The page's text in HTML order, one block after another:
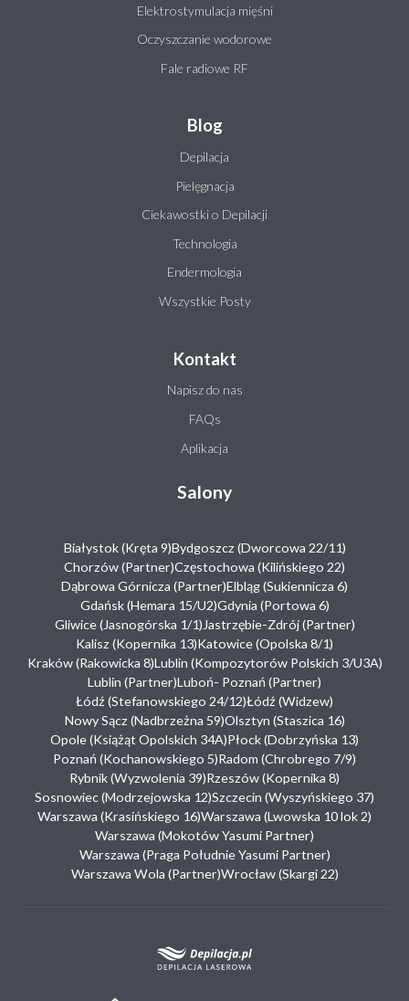
Elektrostymulacja mięśni
Oczyszczanie wodorowe
Fale radiowe RF
Blog
Depilacja
Pielęgnacja
Ciekawostki o Depilacji
Technologia
Endermologia
Wszystkie Posty
Kontakt
Napisz do nas
FAQs
Aplikacja
Salony
Białystok (Kręta 9)Bydgoszcz (Dworcowa 22/11)
Chorzów (Partner)Częstochowa (Kilińskiego 22)
Dąbrowa Górnicza (Partner)Elbląg (Sukiennicza 6)
Gdańsk (Hemara 15/U2)Gdynia (Portowa 6)
Gliwice (Jasnogórska 1/1) Jastrzębie-Zdrój (Partner)
Kalisz (Kopernika 13)Katowice (Opolska 8/1)
Kraków (Rakowicka 8)Lublin (Kompozytorów Polskich 3/U3A)
Lublin (Partner)Luboń- Poznań (Partner)
Łódź (Stefanowskiego 24/12)Łódź (Widzew)
Nowy Sącz (Nadbrzeżna 59)Olsztyn (Staszica 16)
Opole (Książąt Opolskich 34A)Płock (Dobrzyńska 13)
Poznań (Kochanowskiego 5)Radom (Chrobrego 7/9)
Rybnik (Wyzwolenia 39)Rzeszów (Kopernika 8)
Sosnowiec (Modrzejowska 12)Szczecin (Wyszyńskiego 37)
Warszawa (Krasińskiego 16)Warszawa (Lwowska 10 lok 2)
Warszawa (Mokotów Yasumi Partner)
Warszawa (Praga Południe Yasumi Partner)
Warszawa Wola (Partner)Wrocław (Skargi 22)